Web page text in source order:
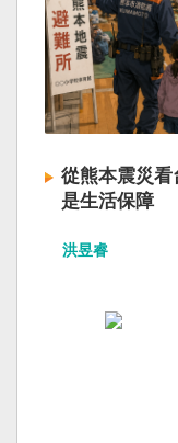
從熊本震災
是生活保障
洪昱睿